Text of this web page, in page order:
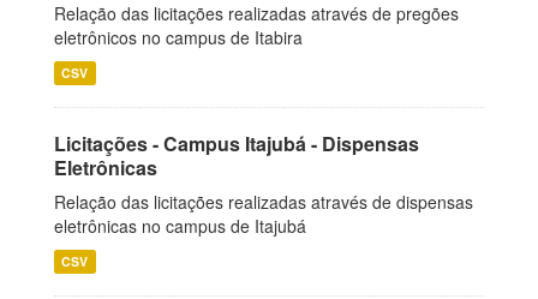
Relação das licitações realizadas através de pregões
eletrônicos no campus de Itabira
CSV
Licitações - Campus Itajubá - Dispensas
Eletrônicas
Relação das licitações realizadas através de dispensas
eletrônicas no campus de Itajubá
CSV